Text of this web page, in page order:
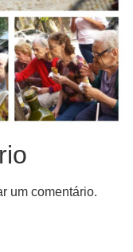
um comentário.